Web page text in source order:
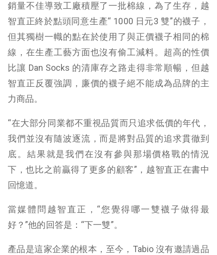
銷量不佳導致工廠積壓了一批棉線，為了生存，越
智直正終於點頭同意生產“ 1000 日元3 雙”的襪子，
但其獨樹一幟的點在於使用了與正價襪子相同的棉
線，在生產工藝方面也沒有偷工減料。超高的性價
比讓 Dan Socks 的清庫存之路走得非常順暢，但越
智直正反覆強調，廉價的襪子絕不能成為品牌的主
力商品。
“在大部分同業都不重視品質而只追求低價的年代，
我們並沒有隨波逐流，而是將對品質的追求貫徹到
底。結果就是我們在沒有參與那場價格戰的情況
下，也比之前贏得了更多的顧客”，越智直正在書中
回憶道。
當媒體問越智直正，“您覺得哪一雙襪子做得最
好？”他的回答是：“下一雙”。
產品是這家企業的根本，至今，Tabio 沒有邀請過品